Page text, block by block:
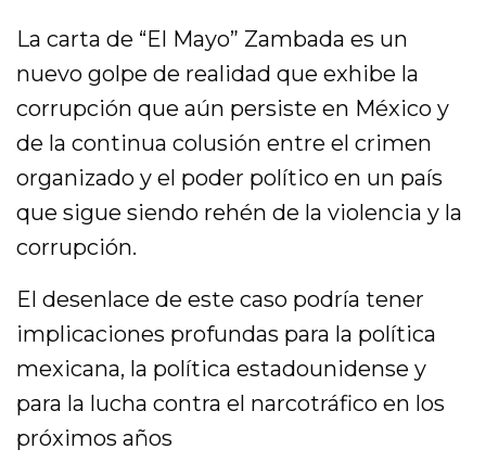
La carta de “El Mayo” Zambada es un
nuevo golpe de realidad que exhibe la
corrupción que aún persiste en México y
de la continua colusión entre el crimen
organizado y el poder político en un país
que sigue siendo rehén de la violencia y la
corrupción.
El desenlace de este caso podría tener
implicaciones profundas para la política
mexicana, la política estadounidense y
para la lucha contra el narcotráfico en los
próximos años